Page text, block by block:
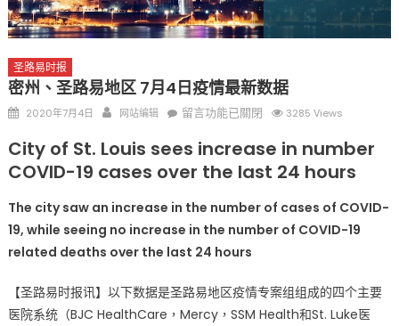
圣路易时报
密州、圣路易地区 7月4日疫情最新数据
Posted
2020年7月4日 Author
网站编辑
在
州、
圣
易
地
区
月
4
留言功能已關閉 3285 Views
City of St. Louis sees increase in number
COVID-19 cases over the last 24 hours
The city saw an increase in the number of cases of COVID-
19, while seeing no increase in the number of COVID-19
related deaths over the last 24 hours
【圣路易时报讯】以下数据是圣路易地区疫情专案组组成的四个主要
医院系统（BJC HealthCare，Mercy，SSM Health和St. Luke医